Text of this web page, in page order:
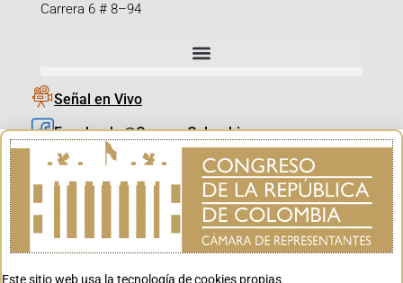
Carrera 6 # 8–94
Señal en Vivo
Facebook_@CamaraColombia
Instagram_@CamaraColombia
X_@CamaraColombia
Youtube_@CamaraColombia
Este sitio web usa la tecnología de cookies propias